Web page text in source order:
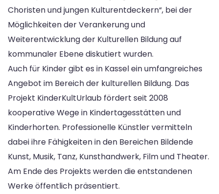
Choristen und jungen Kulturentdeckern“, bei der
Möglichkeiten der Verankerung und
Weiterentwicklung der Kulturellen Bildung auf
kommunaler Ebene diskutiert wurden.
Auch für Kinder gibt es in Kassel ein umfangreiches
Angebot im Bereich der kulturellen Bildung. Das
Projekt KinderKultUrlaub fördert seit 2008
kooperative Wege in Kindertagesstätten und
Kinderhorten. Professionelle Künstler vermitteln
dabei ihre Fähigkeiten in den Bereichen Bildende
Kunst, Musik, Tanz, Kunsthandwerk, Film und Theater.
Am Ende des Projekts werden die entstandenen
Werke öffentlich präsentiert.